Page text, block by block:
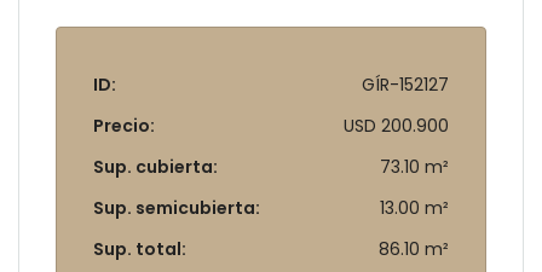
ID:
GÍR-152127
Precio:
USD 200.900
Sup. cubierta:
73.10 m²
Sup. semicubierta:
13.00 m²
Sup. total:
86.10 m²